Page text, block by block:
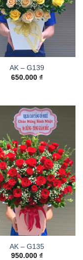
AK – G139
650.000 ₫
AK – G135
950.000 ₫